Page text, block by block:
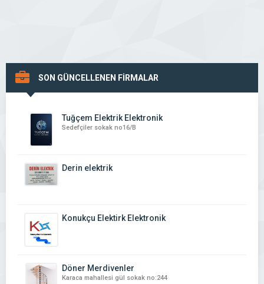
SON GÜNCELLENEN FİRMALAR
Tuğçem Elektrik Elektronik
Sedefçiler sokak no16/B
Derin elektrik
Konukçu Elektirk Elektronik
Döner Merdivenler
Karaca mahallesi gül sokak no:244